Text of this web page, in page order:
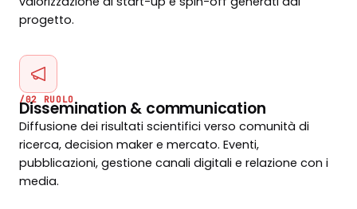
progetto.
/02 RUOLO
Dissemination & communication
Diffusione dei risultati scientifici verso comunità di
ricerca, decision maker e mercato. Eventi,
pubblicazioni, gestione canali digitali e relazione con i
media.